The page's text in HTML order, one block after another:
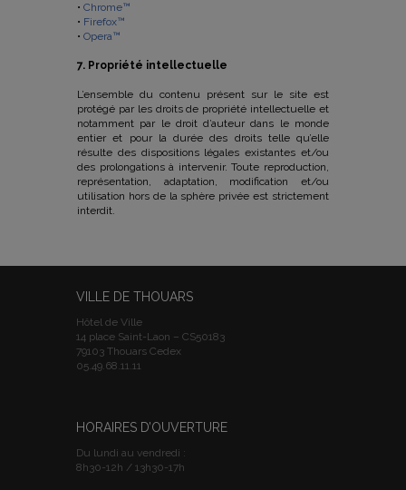
• Chrome™
• Firefox™
• Opera™
7. Propriété intellectuelle
L’ensemble du contenu présent sur le site est
protégé par les droits de propriété intellectuelle et
notamment par le droit d’auteur dans le monde
entier et pour la durée des droits telle qu’elle
résulte des dispositions légales existantes et/ou
des prolongations à intervenir. Toute reproduction,
représentation, adaptation, modification et/ou
utilisation hors de la sphère privée est strictement
interdit.
VILLE DE THOUARS
Hôtel de Ville
14 place Saint-Laon – CS50183
79103 Thouars Cedex
05.49.68.11.11
HORAIRES D’OUVERTURE
Du lundi au vendredi :
8h30-12h / 13h30-17h